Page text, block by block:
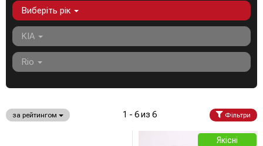
Виберіть рік
KIA
Rio
за рейтингом 1 - 6 из 6 Фільтри
Якісні